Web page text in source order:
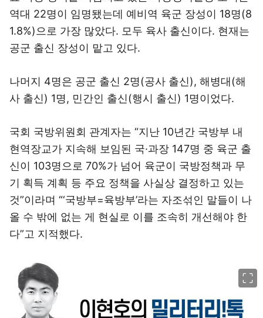
역대 22명이 임명됐는데 예비역 육군 장성이 18명(8
1.8%)으로 가장 많았다. 모두 육사 출신이다. 현재는
공군 출신 장성이 맡고 있다.
나머지 4명은 공군 출신 2명(공사 출신), 해병대(해
사 출신) 1명, 민간인 출신(행시 출신) 1명이었다.
국회 국방위원회 관계자는 “지난 10년간 국방부 내
현역장교가 지속해 보임된 국·과장 147명 중 육군 출
신이 103명으로 70%가 넘어 육군이 국방정책과 무
기 획득 계획 등 주요 정책을 사실상 결정하고 있는
것”이라며 “‘국방부=육방부’라는 자조섞인 말들이 나
올 수 밖에 없는 게 현실로 이를 조속히 개선해야 한
다”고 지적했다.